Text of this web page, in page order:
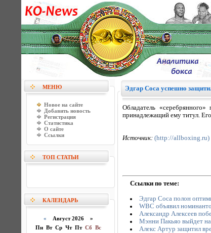
МЕНЮ
Новое на сайте
Добавить новость
Регистрация
Статистика
О сайте
Ссылки
ТОП СТАТЬИ
КАЛЕНДАРЬ
« Август 2026 »
Пн Вт Ср Чт Пт Сб Вс
Эдгар Соса успешно
Обладатель
принадлежащий ему титул.
Источник: (http://allboxing.ru)
Ссылки по теме:
Эдгар Соса полон
WBC объявил
Александр Алексеев
Мэнни Пакьяо выйдет
Алекс Артур защитил